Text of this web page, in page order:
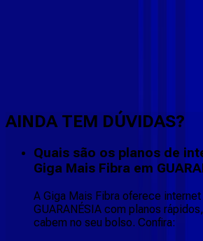
AINDA TEM DÚVIDAS?
Quais são os planos de
Giga Mais Fibra em
A Giga Mais Fibra oferece
GUARANÉSIA com planos
cabem no seu bolso. Confira: